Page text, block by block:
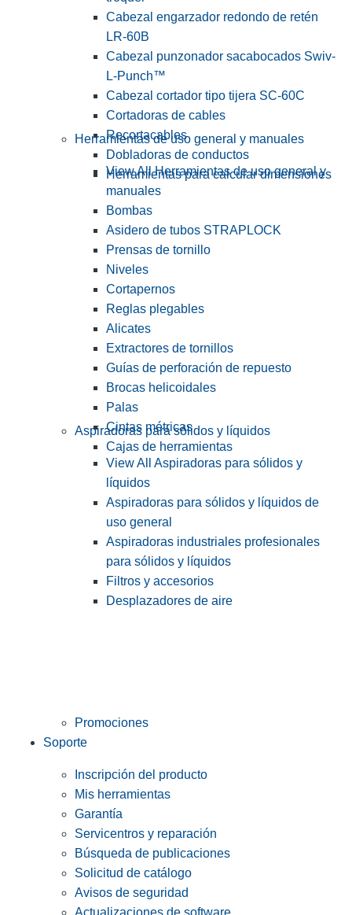
Cabezal engarzador redondo de retén
LR-60B
Cabezal punzonador sacabocados Swiv-
L-Punch™
Cabezal cortador tipo tijera SC-60C
Cortadoras de cables
Recortacables
Dobladoras de conductos
Herramientas para calcular dimensiones
Herramientas de uso general y manuales
View All Herramientas de uso general y
manuales
Bombas
Asidero de tubos STRAPLOCK
Prensas de tornillo
Niveles
Cortapernos
Reglas plegables
Alicates
Extractores de tornillos
Guías de perforación de repuesto
Brocas helicoidales
Palas
Cintas métricas
Cajas de herramientas
Aspiradoras para sólidos y líquidos
View All Aspiradoras para sólidos y
líquidos
Aspiradoras para sólidos y líquidos de
uso general
Aspiradoras industriales profesionales
para sólidos y líquidos
Filtros y accesorios
Desplazadores de aire
Promociones
Soporte
Inscripción del producto
Mis herramientas
Garantía
Servicentros y reparación
Búsqueda de publicaciones
Solicitud de catálogo
Avisos de seguridad